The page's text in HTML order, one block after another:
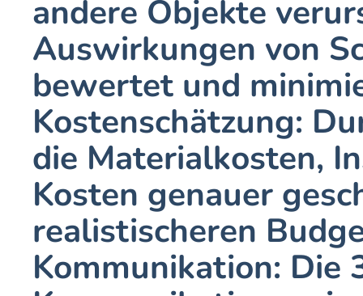
andere Objekte
Auswirkungen von
bewertet und
Kostenschätzung:
die Materialkosten,
Kosten genauer
realistischeren
Kommunikation: Die